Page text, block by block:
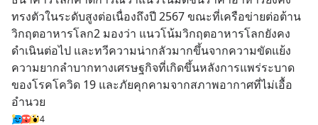
ทรงตัวในระดับสูงต่อเนื่องถึงปี 2567 ขณะที่เครือข่ายต่อต้าน
วิกฤตอาหารโลก2 มองว่า แนวโน้มวิกฤตอาหารโลกยังคง
ดำเนินต่อไป และทวีความน่ากลัวมากขึ้นจากความขัดแย้ง
ความยากลำบากทางเศรษฐกิจที่เกิดขึ้นหลังการแพร่ระบาด
ของโรคโควิด 19 และภัยคุกคามจากสภาพอากาศที่ไม่เอื้อ
อำนวย
4